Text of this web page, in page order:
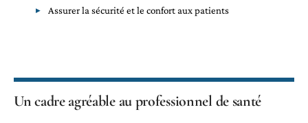
Assurer la sécurité et le confort aux patients
Un cadre agréable au professionnel de santé